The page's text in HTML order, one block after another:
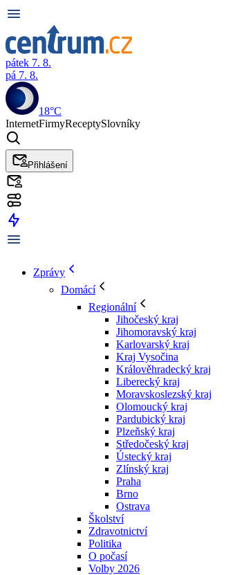
pátek 7. 8.
pá 7. 8.
18°C
InternetFirmyReceptySlovníky
Přihlášení
Zprávy
Domácí
Regionální
Jihočeský kraj
Jihomoravský kraj
Karlovarský kraj
Kraj Vysočina
Králověhradecký kraj
Liberecký kraj
Moravskoslezský kraj
Olomoucký kraj
Pardubický kraj
Plzeňský kraj
Středočeský kraj
Ústecký kraj
Zlínský kraj
Praha
Brno
Ostrava
Školství
Zdravotnictví
Politika
O počasí
Volby 2026